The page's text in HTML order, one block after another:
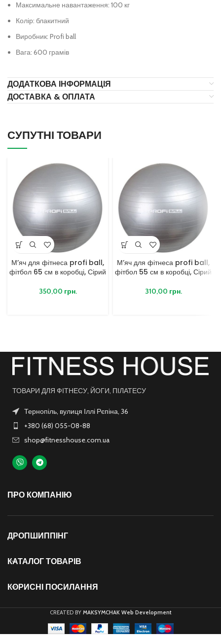
Максимальне навантаження: 100 кг
Колір: блакитний
Виробник: Profi ball
Вага: 600 грамів
ДОДАТКОВА ІНФОРМАЦІЯ
ДОСТАВКА & ОПЛАТА
СУПУТНІ ТОВАРИ
М’яч для фітнеса profi ball,
фітбол 65 см в коробці, Сірий
350,00 грн.
М’яч для фітнеса profi ball,
фітбол 55 см в коробці, Сірий
310,00 грн.
ТОВАРИ ДЛЯ ФІТНЕСУ, ЙОГИ, ПІЛАТЕСУ
Тернопіль, вулиця Іллі Рєпіна, 36
+380 (68) 055-08-88
shop@fitnesshouse.com.ua
ПРО КОМПАНІЮ
ДРОПШИППІНГ
КАТАЛОГ ТОВАРІВ
КОРИСНІ ПОСИЛАННЯ
CREATED BY MAKSYMCHAK Web Development
М’яч для